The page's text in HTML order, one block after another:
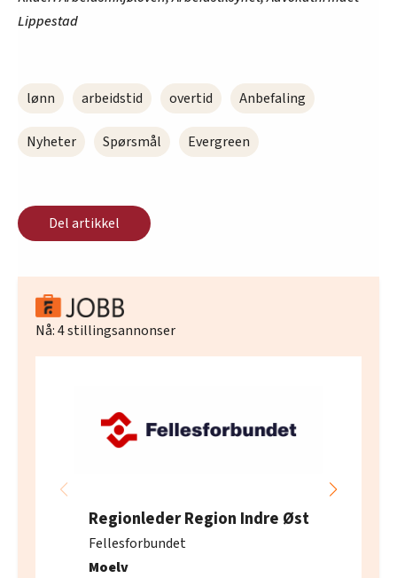
Lippestad
lønn arbeidstid overtid Anbefaling
Nyheter Spørsmål Evergreen
Del artikkel
Nå:4stillingsannonser
Regionleder Region Indre Øst
Fellesforbundet
Moelv